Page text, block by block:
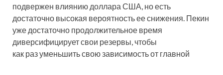
подвержен влиянию доллара США, но есть
достаточно высокая вероятность ее снижения. Пекин
уже достаточно продолжительное время
диверсифицирует свои резервы, чтобы
как раз уменьшить свою зависимость от главной